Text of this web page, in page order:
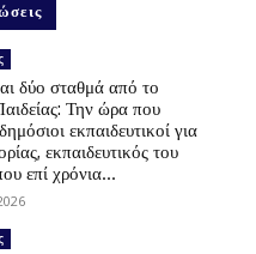
δύο σταθμά από το
Την ώρα που
εκπαιδευτικοί για
εκπαιδευτικός του
επί χρόνια...